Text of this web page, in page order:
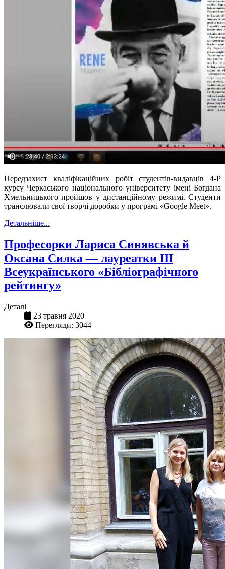
Передзахист кваліфікаційних робіт студентів-видавців 4-Р
курсу Черкаського національного університету імені Богдана
Хмельницького пройшов у дистанційному режимі. Студенти
транслювали свої творчі доробки у програмі «Google Meet».
Детальніше...
Професорки Лариса Синявська й
Оксана Силка — лауреатки ІІІ
Всеукраїнського «Бібліографічного
рейтингу»
Деталі
23 травня 2020
Перегляди: 3044